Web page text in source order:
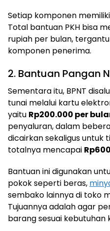
Setiap komponen
Total bantuan PKH bisa
rupiah per bulan,
komponen penerima.
2. Bantuan Pangan
Sementara itu, BPNT
tunai melalui kartu
yaitu Rp200.000 per
penyaluran, dalam
dicairkan sekaligus untuk
totalnya mencapai
Bantuan ini digunakan
pokok seperti beras,
sembako lainnya di toko
Tujuannya adalah agar
barang sesuai kebutuhan